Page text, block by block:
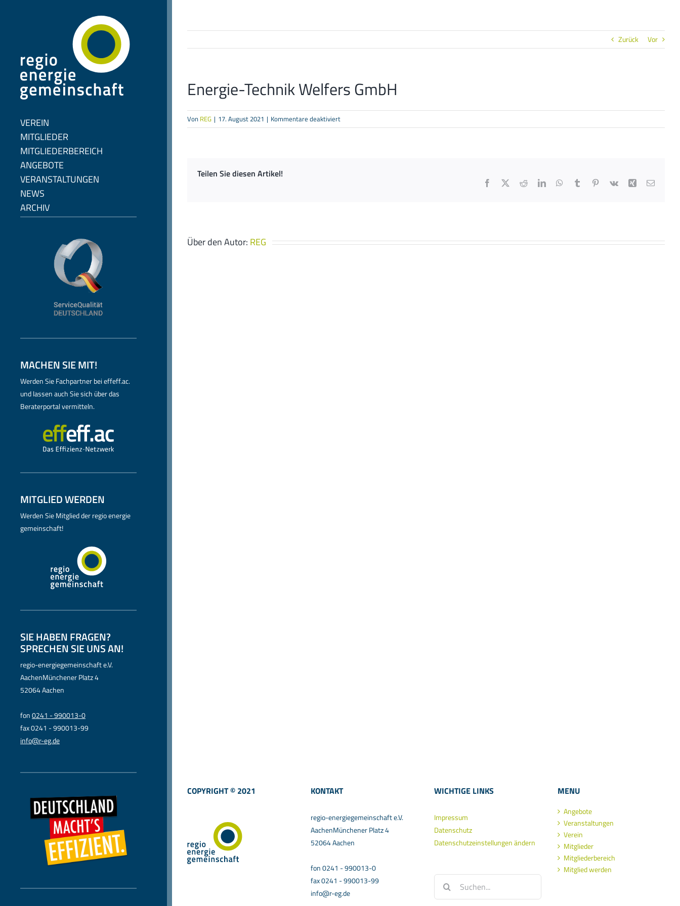
VEREIN
MITGLIEDER
MITGLIEDERBEREICH
ANGEBOTE
VERANSTALTUNGEN
NEWS
ARCHIV
MACHEN SIE MIT!
Werden Sie Fachpartner bei effeff.ac.
und lassen auch Sie sich über das
Beraterportal vermitteln.
MITGLIED WERDEN
Werden Sie Mitglied der regio energie
gemeinschaft!
SIE HABEN FRAGEN?
SPRECHEN SIE UNS AN!
regio-energiegemeinschaft e.V.
AachenMünchener Platz 4
52064 Aachen
fon0241 - 990013-0
fax 0241 - 990013-99
info@r-eg.de
Zurück Vor
Energie-Technik Welfers GmbH
Von REG | 17. August 2021 | Kommentare deaktiviertfür
Energie-
Teilen Sie diesen Artikel!
Facebook RedditLinkedInWhatsApp
Tumblr Pinterest
Vk Xing E-
Über den Autor: REG
COPYRIGHT © 2021 KONTAKT
regio-energiegemeinschaft e.V.
AachenMünchener Platz 4
52064 Aachen
fon 0241 - 990013-0
fax 0241 - 990013-99
info@r-eg.de
WICHTIGE LINKS
Impressum
Datenschutz
Datenschutzeinstellungen ändern
nach:
MENU
Angebote
Veranstaltungen
Verein
Mitglieder
Mitgliederbereich
Mitglied werden